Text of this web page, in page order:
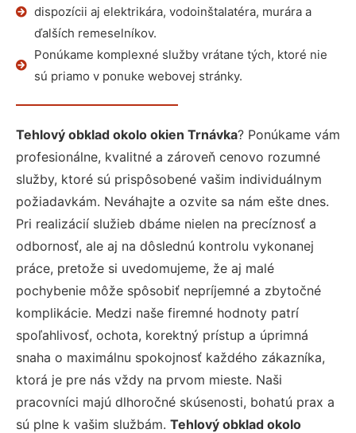
dispozícii aj elektrikára, vodoinštalatéra, murára a
ďalších remeselníkov.
Ponúkame komplexné služby vrátane tých, ktoré nie
sú priamo v ponuke webovej stránky.
Tehlový obklad okolo okien Trnávka? Ponúkame vám
profesionálne, kvalitné a zároveň cenovo rozumné
služby, ktoré sú prispôsobené vašim individuálnym
požiadavkám. Neváhajte a ozvite sa nám ešte dnes.
Pri realizácií služieb dbáme nielen na precíznosť a
odbornosť, ale aj na dôslednú kontrolu vykonanej
práce, pretože si uvedomujeme, že aj malé
pochybenie môže spôsobiť nepríjemné a zbytočné
komplikácie. Medzi naše firemné hodnoty patrí
spoľahlivosť, ochota, korektný prístup a úprimná
snaha o maximálnu spokojnosť každého zákazníka,
ktorá je pre nás vždy na prvom mieste. Naši
pracovníci majú dlhoročné skúsenosti, bohatú prax a
sú plne k vašim službám. Tehlový obklad okolo